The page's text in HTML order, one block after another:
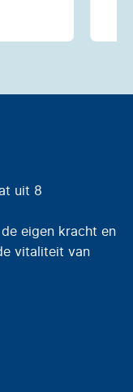
uit 8
eigen kracht en
vitaliteit van